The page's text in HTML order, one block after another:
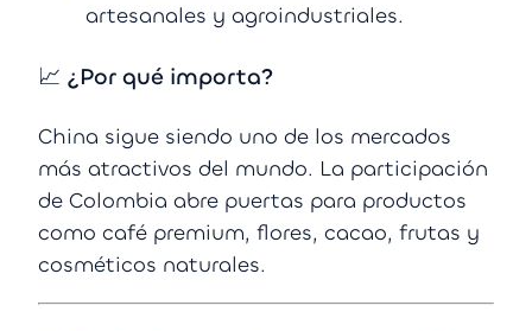
artesanales y agroindustriales.
📈 ¿Por qué importa?
China sigue siendo uno de los mercados
más atractivos del mundo. La participación
de Colombia abre puertas para productos
como café premium, flores, cacao, frutas y
cosméticos naturales.